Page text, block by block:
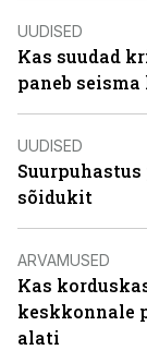
UUDISED
Kas suudad
paneb
UUDISED
sõidukit
ARVAMUSED
Kas
keskkonnale
alati